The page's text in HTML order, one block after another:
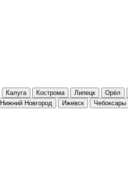
Калуга Кострома Липецк Орёл
Нижний Новгород Ижевск Чебоксары